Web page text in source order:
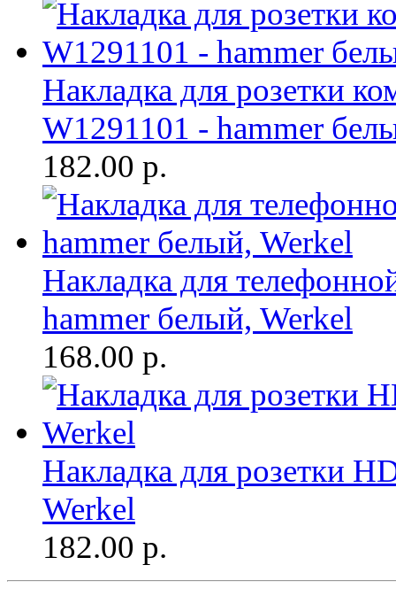
Накладка для розетки
W1291101 - hammer
182.00 р.
Накладка для
hammer белый, Werkel
168.00 р.
Накладка для розетки
Werkel
182.00 р.